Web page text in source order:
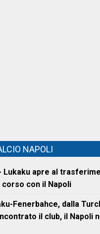
NAPOLI
Lukaku apre al
con il Napoli
Fenerbahce, dalla
il club, il Napoli